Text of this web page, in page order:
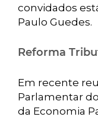
convidados
Paulo Guedes.
Reforma
Em recente
Parlamentar
da Economia